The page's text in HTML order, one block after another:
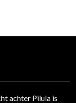
achter Pilula is